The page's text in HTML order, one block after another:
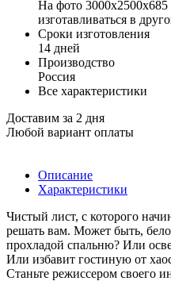
На фото
изготавливаться в
Сроки изготовления
14 дней
Производство
Россия
Все характеристики
Доставим за 2 дня
Любой вариант оплаты
Описание
Характеристики
Чистый лист, с которого
решать вам. Может быть,
прохладой спальню? Или
Или избавит гостиную от
Станьте режиссером своего